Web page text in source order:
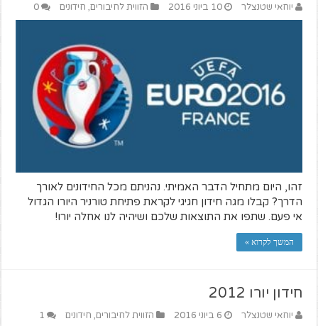
יוחאי שטנצלר 10 ביוני 2016 הזווית לחיבורים, חידונים 0
זהו, היום מתחיל הדבר האמיתי. נהניתם מכל החידונים לאורך
הדרך? קבלו מגה חידון חגיגי לקראת פתיחת טורניר היורו הגדול
אי פעם. שתפו את התוצאות שלכם ושיהיה לנו אחלה יורו!
המשך לקרוא »
חידון יורו 2012
יוחאי שטנצלר 6 ביוני 2016 הזווית לחיבורים, חידונים 1